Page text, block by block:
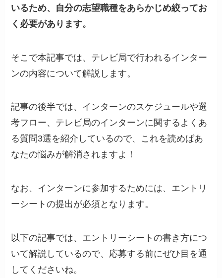
いるため、自分の志望職種をあらかじめ絞ってお
く必要があります。
そこで本記事では、テレビ局で行われるインター
ンの内容について解説します。
記事の後半では、インターンのスケジュールや選
考フロー、テレビ局のインターンに関するよくあ
る質問3選を紹介しているので、これを読めばあ
なたの悩みが解消されますよ！
なお、インターンに参加するためには、エントリ
ーシートの提出が必須となります。
以下の記事では、エントリーシートの書き方につ
いて解説しているので、応募する前にぜひ目を通
してくださいね。